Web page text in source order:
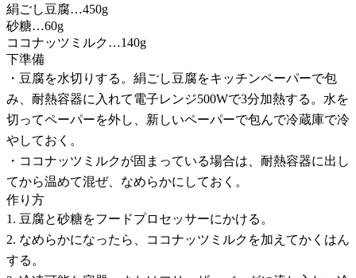
絹ごし豆腐…450g
砂糖…60g
ココナッツミルク…140g
下準備
・豆腐を水切りする。絹ごし豆腐をキッチンペーパーで包
み、耐熱容器に入れて電子レンジ500Wで3分加熱する。水を
切ってペーパーを外し、新しいペーパーで包んで冷蔵庫で冷
やしておく。
・ココナッツミルクが固まっている場合は、耐熱容器に出し
てから温めて混ぜ、なめらかにしておく。
作り方
1. 豆腐と砂糖をフードプロセッサーにかける。
2. なめらかになったら、ココナッツミルクを加えてかくはん
する。